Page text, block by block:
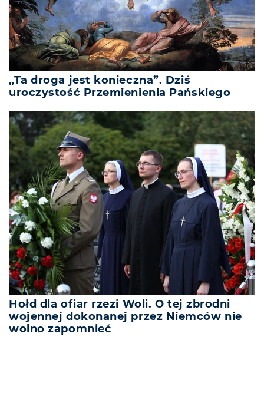
„Ta droga jest konieczna”. Dziś
uroczystość Przemienienia Pańskiego
Hołd dla ofiar rzezi Woli. O tej zbrodni
wojennej dokonanej przez Niemców nie
wolno zapomnieć